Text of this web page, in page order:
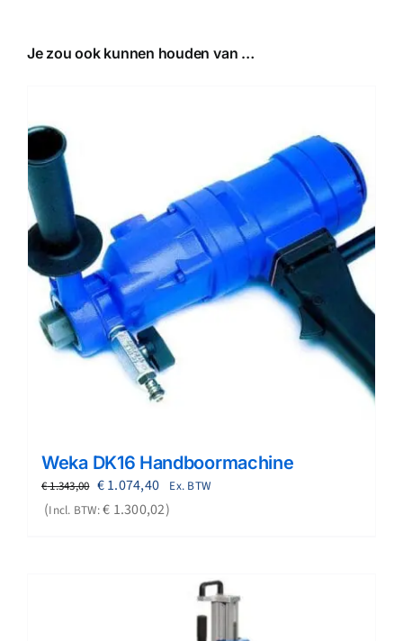
Je zou ook kunnen houden van …
Weka DK16 Handboormachine
€1.343,00 Oorspronkelijke
prijs
€1.074,40Huidige
prijs
Ex. BTW
Incl. BTW:€ 1.300,02